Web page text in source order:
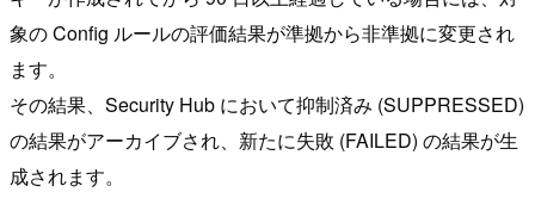
象の Config ルールの評価結果が準拠から非準拠に変更され
ます。
その結果、Security Hub において抑制済み (SUPPRESSED)
の結果がアーカイブされ、新たに失敗 (FAILED) の結果が生
成されます。